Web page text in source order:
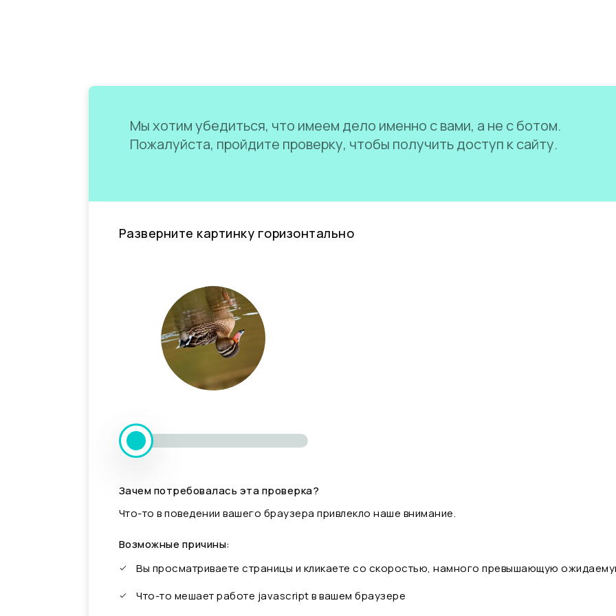
Мы хотим убедиться, что имеем дело именно с вами, а не с ботом.
Пожалуйста, пройдите проверку, чтобы получить доступ к сайту.
Разверните картинку горизонтально
Зачем потребовалась эта проверка?
Что-то в поведении вашего браузера привлекло наше внимание.
Возможные причины:
Вы просматриваете страницы и кликаете со скоростью, намного превышающую
Что-то мешает работе javascript в вашем браузере